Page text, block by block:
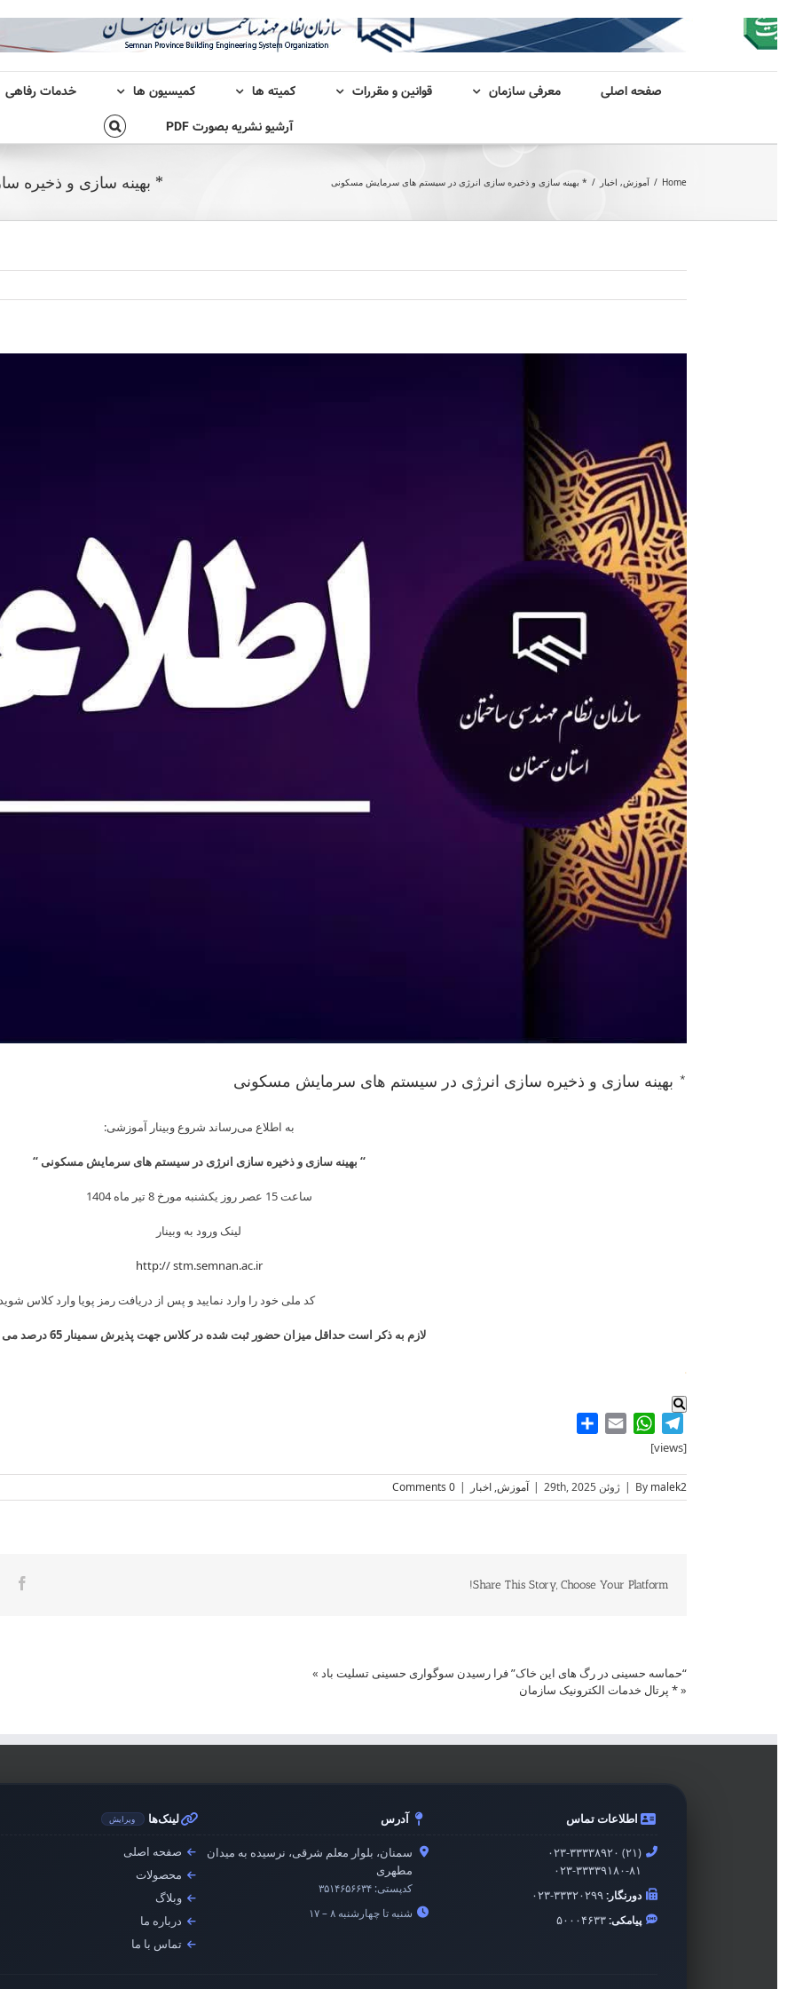
content
صفحه اصلی معرفی سازمان قوانین و مقررات کمیته ها کمیسیون ها خدمات رفاهی
آرشیو نشریه بصورت PDF
* بهینه سازی و ذخیره Home
/ آموزش, اخبار / * بهینه سازی و ذخیره سازی انرژی در سیستم های سرمایش مسکونی
* بهینه سازی و ذخیره سازی انرژی در سیستم های سرمایش مسکونی
به اطلاع می­‌رساند شروع وبینار آموزشی:
“ بهینه سازی و ذخیره سازی انرژی در سیستم های سرمایش مسکونی “
ساعت 15 عصر روز یکشنبه مورخ 8 تیر ماه 1404
لینک ورود به وبینار
http:// stm.semnan.ac.ir
کد ملی خود را وارد نمایید و پس از دریافت رمز پویا وارد کلاس
لازم به ذکر است حداقل میزان حضور ثبت شده در کلاس جهت پذیرش سمینار 65 درصد می باشد.
.
Telegram
WhatsApp
Email
[views]
By malek2
| ژوئن 29th, 2025 | آموزش, اخبار |
0 Comments
Share This Story, Choose Your Platform!
“حماسه حسینی در رگ های این خاک” فرا رسیدن سوگواری حسینی تسلیت باد »
«* پرتال خدمات الکترونیک سازمان
اطلاعات تماس
۰۲۳-۳۳۳۳۸۹۲۰ (۲۱)
۰۲۳-۳۳۳۳۹۱۸۰-۸۱
دورنگار:۰۲۳-۳۳۳۲۰۲۹۹
پیامکی:۵۰۰۰۴۶۳۳
آدرس
سمنان، بلوار معلم شرقی، نرسیده به میدان
مطهری
کدپستی:۳۵۱۴۶۵۶۶۳۴
شنبه تا چهارشنبه ۸ – ۱۷
لینک‌ها ویرایش
صفحه اصلی
محصولات
وبلاگ
درباره ما
تماس با ما